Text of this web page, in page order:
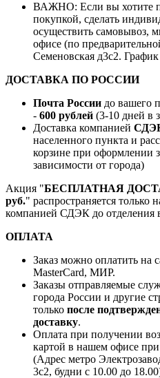
ВАЖНО: Если вы хотите
покупкой, сделать
осуществить самовывоз,
офисе (по
Семеновская д3с2.
ДОСТАВКА ПО РОССИИ
Почта России до вашего
- 600 рублей (3-10 дней в
Доставка компанией
населенного пункта и
корзине при оформлении
зависимости от города)
Акция "БЕСПЛАТНАЯ
руб." распространяется только
компанией СДЭК до отделения
ОПЛАТА
Заказ можно оплатить на
MasterCard, МИР.
Заказы отправляемые
города России и другие
только после
доставку.
Оплата при получении
картой в нашем офисе
(Адрес метро
3с2, будни с 10.00 до